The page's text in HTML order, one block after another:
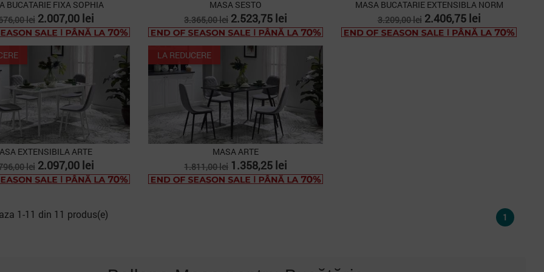
BUCATARIE FIXA SOPHIA
lei Pret
2.007,00 lei
MASA SESTO
Pret
de
baza
3.365,00 lei Pret
2.523,75 lei
MASA BUCATARIE EXTENSIBLA NORM
Pret
de
baza
3.209,00 lei Pret
2.406,75 lei
EXTENSIBILA ARTE
lei Pret
2.097,00 lei
LA REDUCERE
MASA ARTE
Pret
de
baza
1.811,00 lei Pret
1.358,25 lei
1-11 din 11 produs(e) 1